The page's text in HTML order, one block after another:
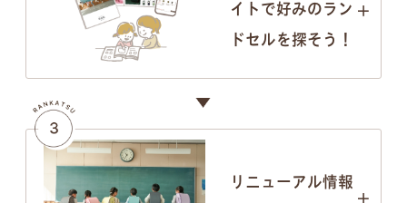
イトで好みのラン
ドセルを探そう！
リニューアル情報